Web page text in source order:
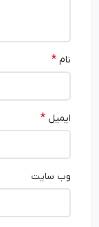
ایمیل*
وب‌ سایت